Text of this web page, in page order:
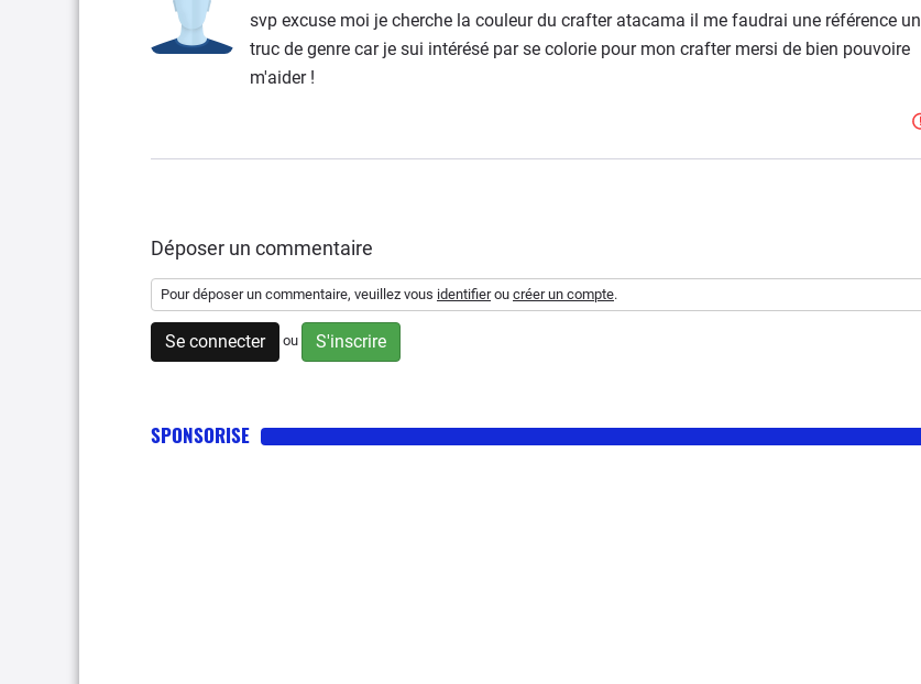
svp excuse moi je cherche la couleur du crafter atacama il me faudrai une référence un
truc de genre car je sui intérésé par se colorie pour mon crafter mersi de bien pouvoire
m'aider !
Déposer un commentaire
Pour déposer un commentaire, veuillez vous identifierou créer un compte.
Se connecter ou S'inscrire
SPONSORISE